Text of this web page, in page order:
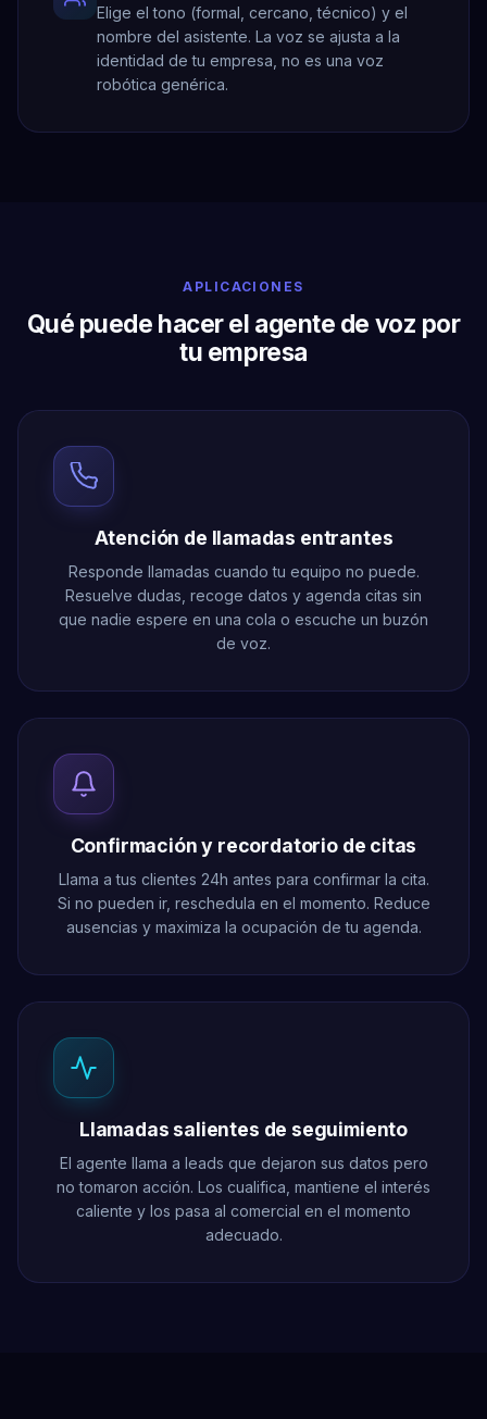
Elige el tono (formal, cercano, técnico) y el
nombre del asistente. La voz se ajusta a la
identidad de tu empresa, no es una voz
robótica genérica.
APLICACIONES
Qué puede hacer el agente de voz por
tu empresa
Atención de llamadas entrantes
Responde llamadas cuando tu equipo no puede.
Resuelve dudas, recoge datos y agenda citas sin
que nadie espere en una cola o escuche un buzón
de voz.
Confirmación y recordatorio de citas
Llama a tus clientes 24h antes para confirmar la cita.
Si no pueden ir, reschedula en el momento. Reduce
ausencias y maximiza la ocupación de tu agenda.
Llamadas salientes de seguimiento
El agente llama a leads que dejaron sus datos pero
no tomaron acción. Los cualifica, mantiene el interés
caliente y los pasa al comercial en el momento
adecuado.